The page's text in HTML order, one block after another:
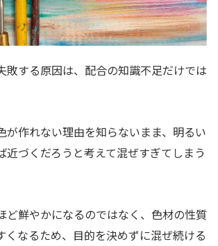
敗する原因は、配合の知識不足だけでは
が作れない理由を知らないまま、明るい
近づくだろうと考えて混ぜすぎてしまう
ど鮮やかになるのではなく、色材の性質
くなるため、目的を決めずに混ぜ続ける